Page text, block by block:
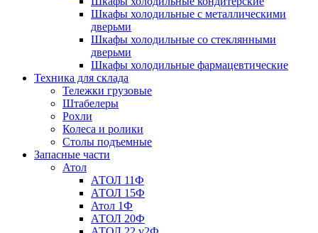
Шкафы холодильные с металлическими
дверьми
Шкафы холодильные со стеклянными
дверьми
Шкафы холодильные фармацевтические
Техника для склада
Тележки грузовые
Штабелеры
Рохли
Колеса и ролики
Столы подъемные
Запасные части
Атол
АТОЛ 11Ф
АТОЛ 15Ф
Атол 1Ф
АТОЛ 20Ф